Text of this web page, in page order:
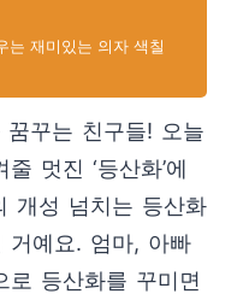
는 재미있는 의자 색칠
꾸는 친구들! 오늘
멋진 ‘등산화’에
개성 넘치는 등산화
거예요. 엄마, 아빠
등산화를 꾸미면